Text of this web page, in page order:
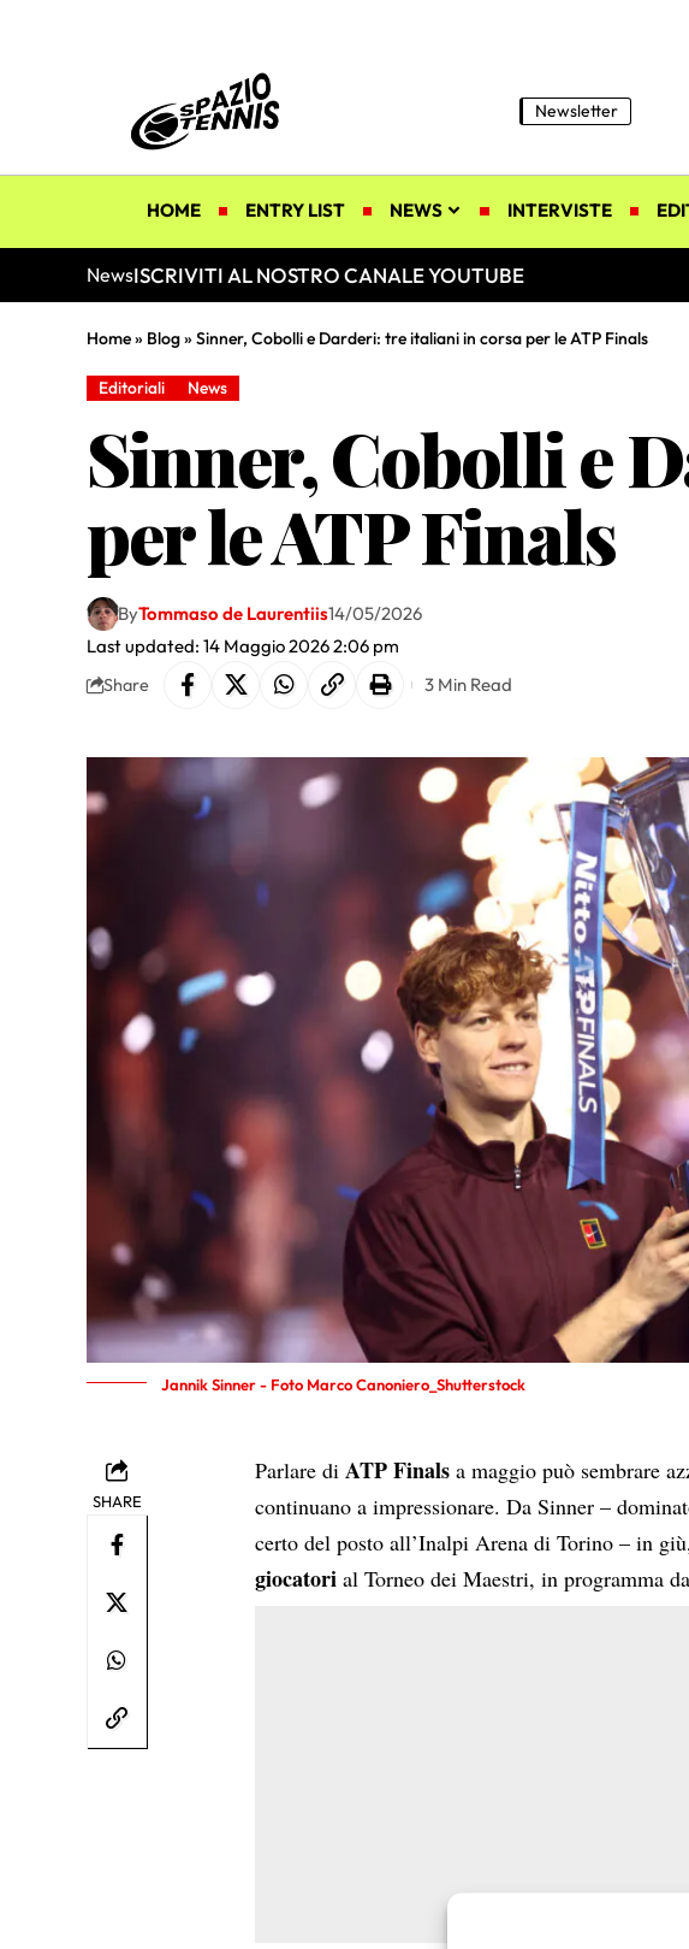
Newsletter
HOME ENTRY LIST NEWS INTERVISTE
NewsISCRIVITI AL NOSTRO CANALE YOUTUBE
Home» Blog» Sinner, Cobolli e Darderi: tre italiani in corsa per le ATP Finals
Editoriali News
Sinner, Cobolli e
per le ATP Finals
Last updated: 14 Maggio 2026 2:06 pm
ByTommaso de Laurentiis14/05/2026
Share 3 Min Read
Jannik Sinner - Foto Marco Canoniero_Shutterstock
SHARE
Parlare di ATP Finals a maggio può sembrare
continuano a impressionare. Da Sinner –
certo del posto all’Inalpi Arena di Torino – in
giocatori al Torneo dei Maestri, in programma